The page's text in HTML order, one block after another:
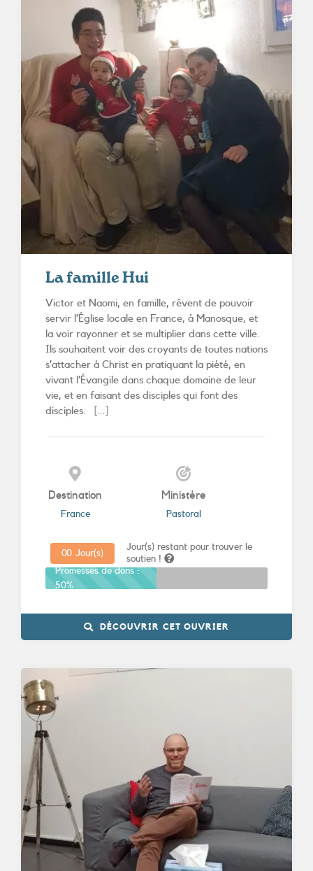
La famille Hui
Victor et Naomi, en famille, rêvent de pouvoir
servir l’Église locale en France, à Manosque, et
la voir rayonner et se multiplier dans cette ville.
Ils souhaitent voir des croyants de toutes nations
s’attacher à Christ en pratiquant la piété, en
vivant l’Évangile dans chaque domaine de leur
vie, et en faisant des disciples qui font des
disciples. [...]
Destination
France
Ministère
Pastoral
Jour(s) restant pour trouver le
soutien !
00 Jour(s)
Promesses de dons :
50%
DÉCOUVRIR CET OUVRIER